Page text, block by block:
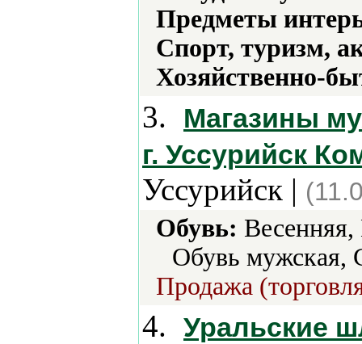
Предметы
Спорт, туризм,
Хозяйственно-
3.
Магазины
г. Уссурийск
Уссурийск |
Обувь:
Обувь мужская,
Продажа
4. Уральские